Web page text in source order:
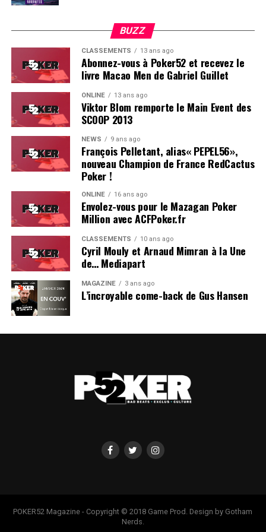
Soleau à gauche, sorti par Logghe au centre
BUZZ
CLASSEMENTS 13 ans ago
Abonnez-vous à Poker52 et recevez le
livre Macao Men de Gabriel Guillet
ONLINE 13 ans ago
Viktor Blom remporte le Main Event des
SCOOP 2013
NEWS 9 ans ago
François Pelletant, alias« PEPEL56»,
nouveau Champion de France RedCactus
Poker !
ONLINE 16 ans ago
Envolez-vous pour le Mazagan Poker
Million avec ACFPoker.fr
CLASSEMENTS 10 ans ago
Cyril Mouly et Arnaud Mimran à la Une
de… Mediapart
MAGAZINE 3 ans ago
L’incroyable come-back de Gus Hansen
POKER52 Magazine - Copyright © 2018 Game Prod. Design by Gotham
Nerds.